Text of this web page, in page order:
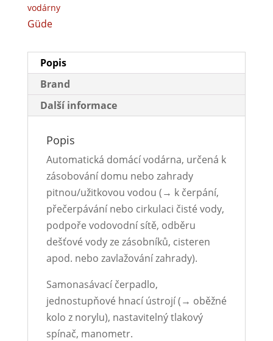
vodárny
Güde
Popis
Brand
Další informace
Popis
Automatická domácí vodárna, určená k
zásobování domu nebo zahrady
pitnou/užitkovou vodou (→ k čerpání,
přečerpávání nebo cirkulaci čisté vody,
podpoře vodovodní sítě, odběru
dešťové vody ze zásobníků, cisteren
apod. nebo zavlažování zahrady).
Samonasávací čerpadlo,
jednostupňové hnací ústrojí (→ oběžné
kolo z norylu), nastavitelný tlakový
spínač, manometr.